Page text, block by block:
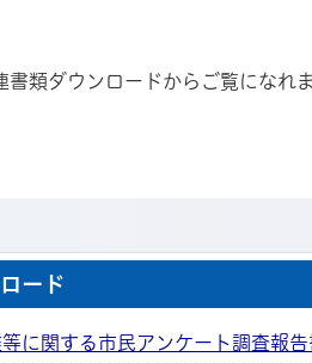
類ダウンロードからご覧になれま
ード
に関する市民アンケート調査